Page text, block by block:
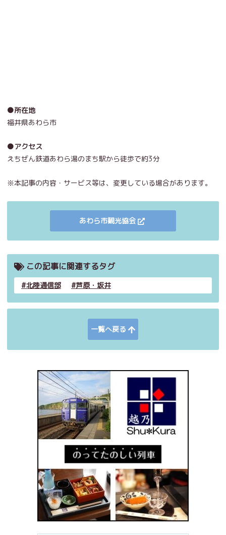
●所在地
福井県あわら市
●アクセス
えちぜん鉄道あわら湯のまち駅から徒歩で約3分
※本記事の内容・サービス等は、変更している場合があります。
あわら市観光協会
この記事に関連するタグ
北陸通信部 芦原・坂井
一覧へ戻る